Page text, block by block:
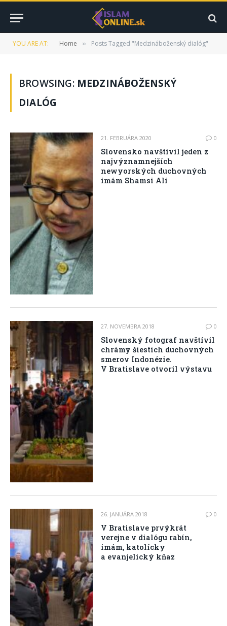
YOU ARE AT: Home » Posts Tagged "Medzináboženský dialóg"
BROWSING: MEDZINÁBOŽENSKÝ
DIALÓG
21. FEBRUÁRA 2020 0
Slovensko navštívil jeden z
najvýznamnejších
newyorských duchovných
imám Shamsi Ali
27. NOVEMBRA 2018 0
Slovenský fotograf navštívil
chrámy šiestich duchovných
smerov Indonézie.
V Bratislave otvoril výstavu
26. JANUÁRA 2018 0
V Bratislave prvýkrát
verejne v dialógu rabín,
imám, katolícky
a evanjelický kňaz